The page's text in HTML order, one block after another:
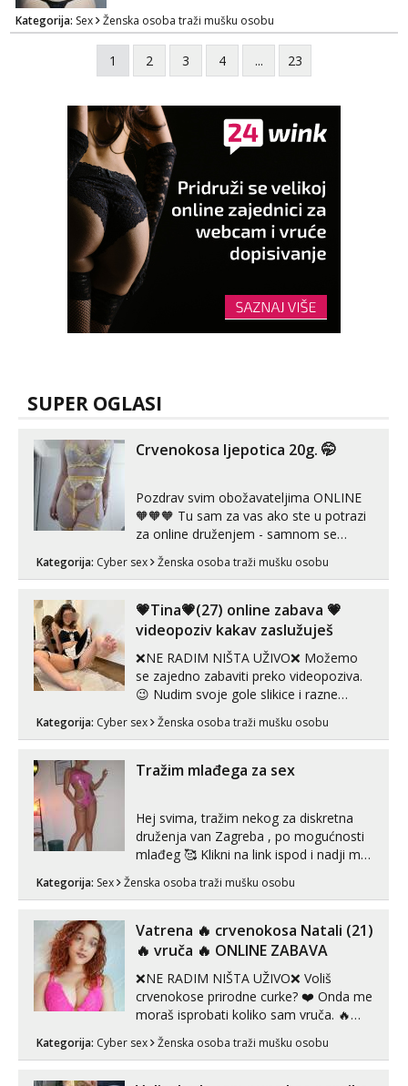
Kategorija: Sex Ženska osoba traži mušku osobu
1 2 3 4 ... 23
SUPER OGLASI
Crvenokosa ljepotica 20g. 🤭
Pozdrav svim obožavateljima ONLINE
🧡🧡🧡 Tu sam za vas ako ste u potrazi
za online druženjem - samnom se
možete zabaviti preko videopoziva, ili
ako vam nisam dovoljna radim i u paru i
😉 Radim i vruća tipkanja uz slike i hot
line pozive. Za vas sam pripremila ...
Kategorija: Cyber sex Ženska osoba traži mušku osobu
💗Tina💗(27) online zabava 💗
videopoziv kakav zaslužuješ
❌NE RADIM NIŠTA UŽIVO❌ Možemo
se zajedno zabaviti preko videopoziva.
😉 Nudim svoje gole slikice i razne
videouradke. 🤩 Za online zabavu pošalji
poruku na Whatsapp, Telegram ili Viber.
autentičnosti možeš me vidjeti na
videopozivu. 😉 S vama sam vec 5 ...
Kategorija: Cyber sex Ženska osoba traži mušku osobu
Tražim mlađega za sex
Hej svima, tražim nekog za diskretna
druženja van Zagreba , po mogućnosti
mlađeg 🥰 Klikni na link ispod i nadji me
Kategorija: Sex Ženska osoba traži mušku osobu
Vatrena ‎️‍🔥 crvenokosa Natali (21)
‎️‍🔥 vruča‎ ️‍🔥 ONLINE ZABAVA
❌NE RADIM NIŠTA UŽIVO❌ Voliš
crvenokose prirodne curke? ❤️ Onda me
moraš isprobati koliko sam vruča.‎ ️‍🔥
MLADA vražica koja ima 100%
prorodne grudi, 💦 Misli su mi uvijek
Kategorija: Cyber sex Ženska osoba traži mušku osobu